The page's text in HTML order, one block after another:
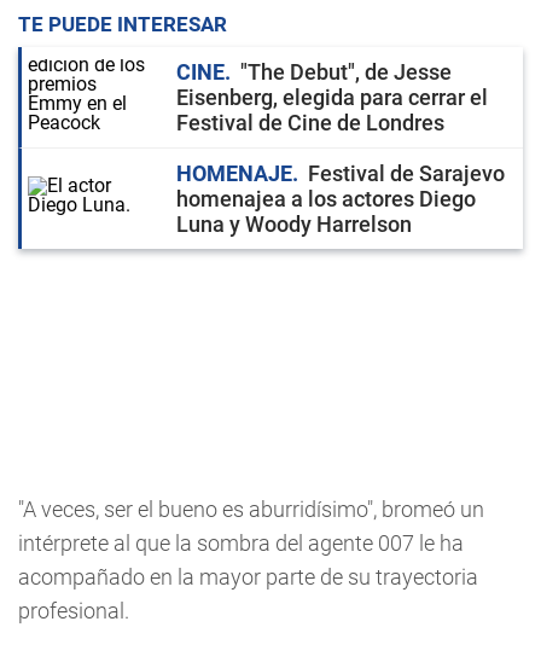
TE PUEDE INTERESAR
CINE
"The Debut", de Jesse
Eisenberg, elegida para cerrar el
Festival de Cine de Londres
HOMENAJE
Festival de Sarajevo
homenajea a los actores Diego
Luna y Woody Harrelson
"A veces, ser el bueno es aburridísimo", bromeó un
intérprete al que la sombra del agente 007 le ha
acompañado en la mayor parte de su trayectoria
profesional.